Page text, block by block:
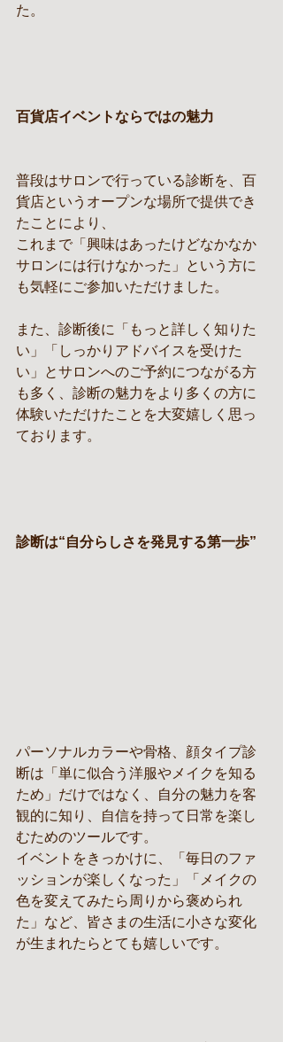
た。
百貨店イベントならではの魅力
普段はサロンで行っている診断を、百
貨店というオープンな場所で提供でき
たことにより、
これまで「興味はあったけどなかなか
サロンには行けなかった」という方に
も気軽にご参加いただけました。
また、診断後に「もっと詳しく知りた
い」「しっかりアドバイスを受けた
い」とサロンへのご予約につながる方
も多く、診断の魅力をより多くの方に
体験いただけたことを大変嬉しく思っ
ております。
診断は“自分らしさを発見する第一歩”
パーソナルカラーや骨格、顔タイプ診
断は「単に似合う洋服やメイクを知る
ため」だけではなく、自分の魅力を客
観的に知り、自信を持って日常を楽し
むためのツールです。
イベントをきっかけに、「毎日のファ
ッションが楽しくなった」「メイクの
色を変えてみたら周りから褒められ
た」など、皆さまの生活に小さな変化
が生まれたらとても嬉しいです。